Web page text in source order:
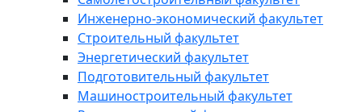
Инженерно-экономический факультет
Строительный факультет
Энергетический факультет
Подготовительный факультет
Машиностроительный факультет